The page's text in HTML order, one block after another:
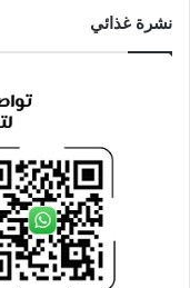
نشرة غذائي